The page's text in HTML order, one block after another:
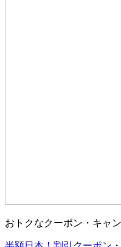
おトクなクーポン・キャ